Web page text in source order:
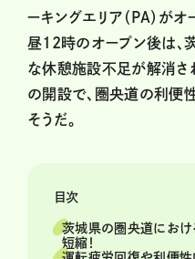
ーキングエリア（PA）が
昼12時のオープン後は、
な休憩施設不足が解消さ
の開設で、圏央道の利便
そうだ。
目次
茨城県の圏央道にお
短縮！